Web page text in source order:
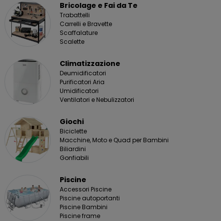
Bricolage e Fai da Te
Trabattelli
Carrelli e Bravette
Scaffalature
Scalette
Climatizzazione
Deumidificatori
Purificatori Aria
Umidificatori
Ventilatori e Nebulizzatori
Giochi
Biciclette
Macchine, Moto e Quad per Bambini
Biliardini
Gonfiabili
Piscine
Accessori Piscine
Piscine autoportanti
Piscine Bambini
Piscine frame